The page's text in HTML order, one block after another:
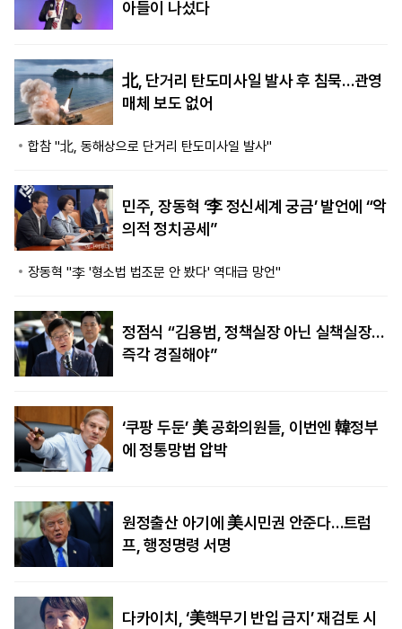
아들이 나섰다
北, 단거리 탄도미사일 발사 후 침묵…관영
매체 보도 없어
합참 "北, 동해상으로 단거리 탄도미사일 발사"
민주, 장동혁 ‘李 정신세계 궁금’ 발언에 “악
의적 정치공세”
장동혁 "李 '형소법 법조문 안 봤다' 역대급 망언"
정점식 “김용범, 정책실장 아닌 실책실장…
즉각 경질해야”
‘쿠팡 두둔’ 美 공화의원들, 이번엔 韓정부
에 정통망법 압박
원정출산 아기에 美시민권 안준다…트럼
프, 행정명령 서명
다카이치, ‘美핵무기 반입 금지’ 재검토 시